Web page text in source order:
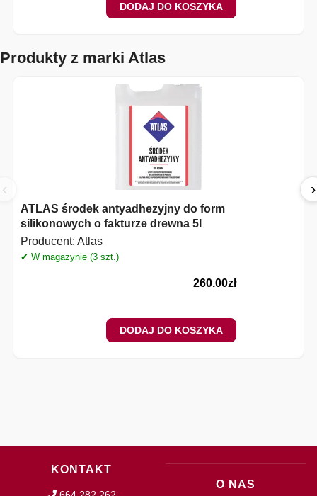
DODAJ DO KOSZYKA
Produkty z marki Atlas
‹
ATLAS środek antyadhezyjny do form
silikonowych o fakturze drewna 5l
Producent: Atlas
✔ W magazynie (3 szt.)
260.00zł
DODAJ DO KOSZYKA
›
KONTAKT
O NAS